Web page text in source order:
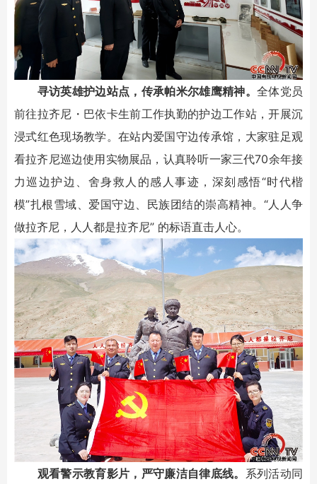
寻访英雄护边站点，传承帕米尔雄鹰精神。全体党员
前往拉齐尼・巴依卡生前工作执勤的护边工作站，开展沉
浸式红色现场教学。在站内爱国守边传承馆，大家驻足观
看拉齐尼巡边使用实物展品，认真聆听一家三代70余年接
力巡边护边、舍身救人的感人事迹，深刻感悟“时代楷
模”扎根雪域、爱国守边、民族团结的崇高精神。“人人争
做拉齐尼，人人都是拉齐尼” 的标语直击人心。
观看警示教育影片，严守廉洁自律底线。 系列活动同